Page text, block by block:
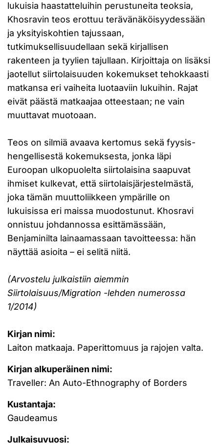
lukuisia haastatteluihin perustuneita teoksia,
Khosravin teos erottuu terävänäköisyydessään
ja yksityiskohtien tajussaan,
tutkimuksellisuudellaan sekä kirjallisen
rakenteen ja tyylien tajullaan. Kirjoittaja on lisäksi
jaotellut siirtolaisuuden kokemukset tehokkaasti
matkansa eri vaiheita luotaaviin lukuihin. Rajat
eivät päästä matkaajaa otteestaan; ne vain
muuttavat muotoaan.
Teos on silmiä avaava kertomus sekä fyysis-
hengellisestä kokemuksesta, jonka läpi
Euroopan ulkopuolelta siirtolaisina saapuvat
ihmiset kulkevat, että siirtolaisjärjestelmästä,
joka tämän muuttoliikkeen ympärille on
lukuisissa eri maissa muodostunut. Khosravi
onnistuu johdannossa esittämässään,
Benjaminilta lainaamassaan tavoitteessa: hän
näyttää asioita – ei selitä niitä.
(Arvostelu julkaistiin aiemmin
Siirtolaisuus/Migration -lehden numerossa
1/2014)
Kirjan nimi:
Laiton matkaaja. Paperittomuus ja rajojen valta.
Kirjan alkuperäinen nimi:
Traveller: An Auto-Ethnography of Borders
Kustantaja:
Gaudeamus
Julkaisuvuosi: